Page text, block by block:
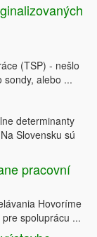
(TSP) - nešlo
sondy, alebo ...
determinanty
Slovensku sú
pracovní
Hovoríme
spoluprácu ...